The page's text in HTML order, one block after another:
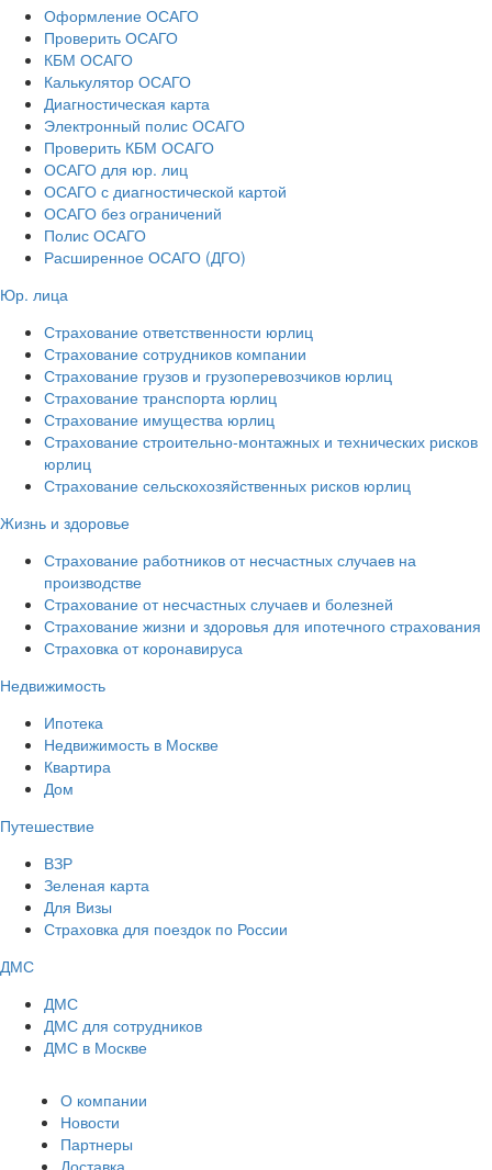
Оформление ОСАГО
Проверить ОСАГО
КБМ ОСАГО
Калькулятор ОСАГО
Диагностическая карта
Электронный полис ОСАГО
Проверить КБМ ОСАГО
ОСАГО для юр. лиц
ОСАГО с диагностической картой
ОСАГО без ограничений
Полис ОСАГО
Расширенное ОСАГО (ДГО)
Юр. лица
Страхование ответственности юрлиц
Страхование сотрудников компании
Страхование грузов и грузоперевозчиков юрлиц
Страхование транспорта юрлиц
Страхование имущества юрлиц
Страхование строительно-монтажных и технических рисков
юрлиц
Страхование сельскохозяйственных рисков юрлиц
Жизнь и здоровье
Страхование работников от несчастных случаев на
производстве
Страхование от несчастных случаев и болезней
Страхование жизни и здоровья для ипотечного страхования
Страховка от коронавируса
Недвижимость
Ипотека
Недвижимость в Москве
Квартира
Дом
Путешествие
ВЗР
Зеленая карта
Для Визы
Страховка для поездок по России
ДМС
ДМС
ДМС для сотрудников
ДМС в Москве
О компании
Новости
Партнеры